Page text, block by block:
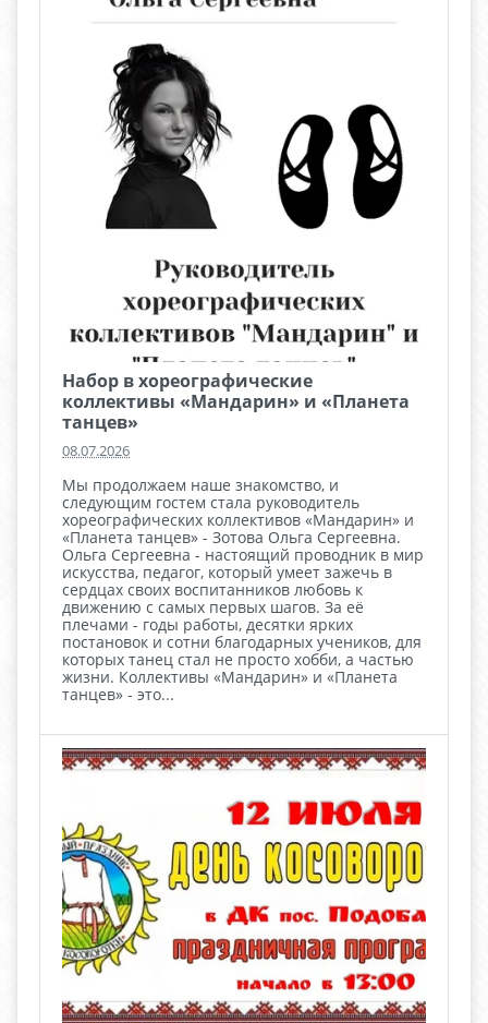
Набор в хореографические
коллективы «Мандарин» и «Планета
танцев»
08.07.2026
Мы продолжаем наше знакомство, и
следующим гостем стала руководитель
хореографических коллективов «Мандарин» и
«Планета танцев» - Зотова Ольга Сергеевна.
Ольга Сергеевна - настоящий проводник в мир
искусства, педагог, который умеет зажечь в
сердцах своих воспитанников любовь к
движению с самых первых шагов. За её
плечами - годы работы, десятки ярких
постановок и сотни благодарных учеников, для
которых танец стал не просто хобби, а частью
жизни. Коллективы «Мандарин» и «Планета
танцев» - это...